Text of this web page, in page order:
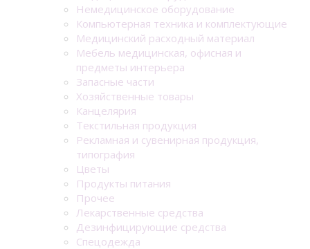
Немедицинское оборудование
Компьютерная техника и комплектующие
Медицинский расходный материал
Мебель медицинская, офисная и
предметы интерьера
Запасные части
Хозяйственные товары
Канцелярия
Текстильная продукция
Рекламная и сувенирная продукция,
типография
Цветы
Продукты питания
Прочее
Лекарственные средства
Дезинфицирующие средства
Спецодежда